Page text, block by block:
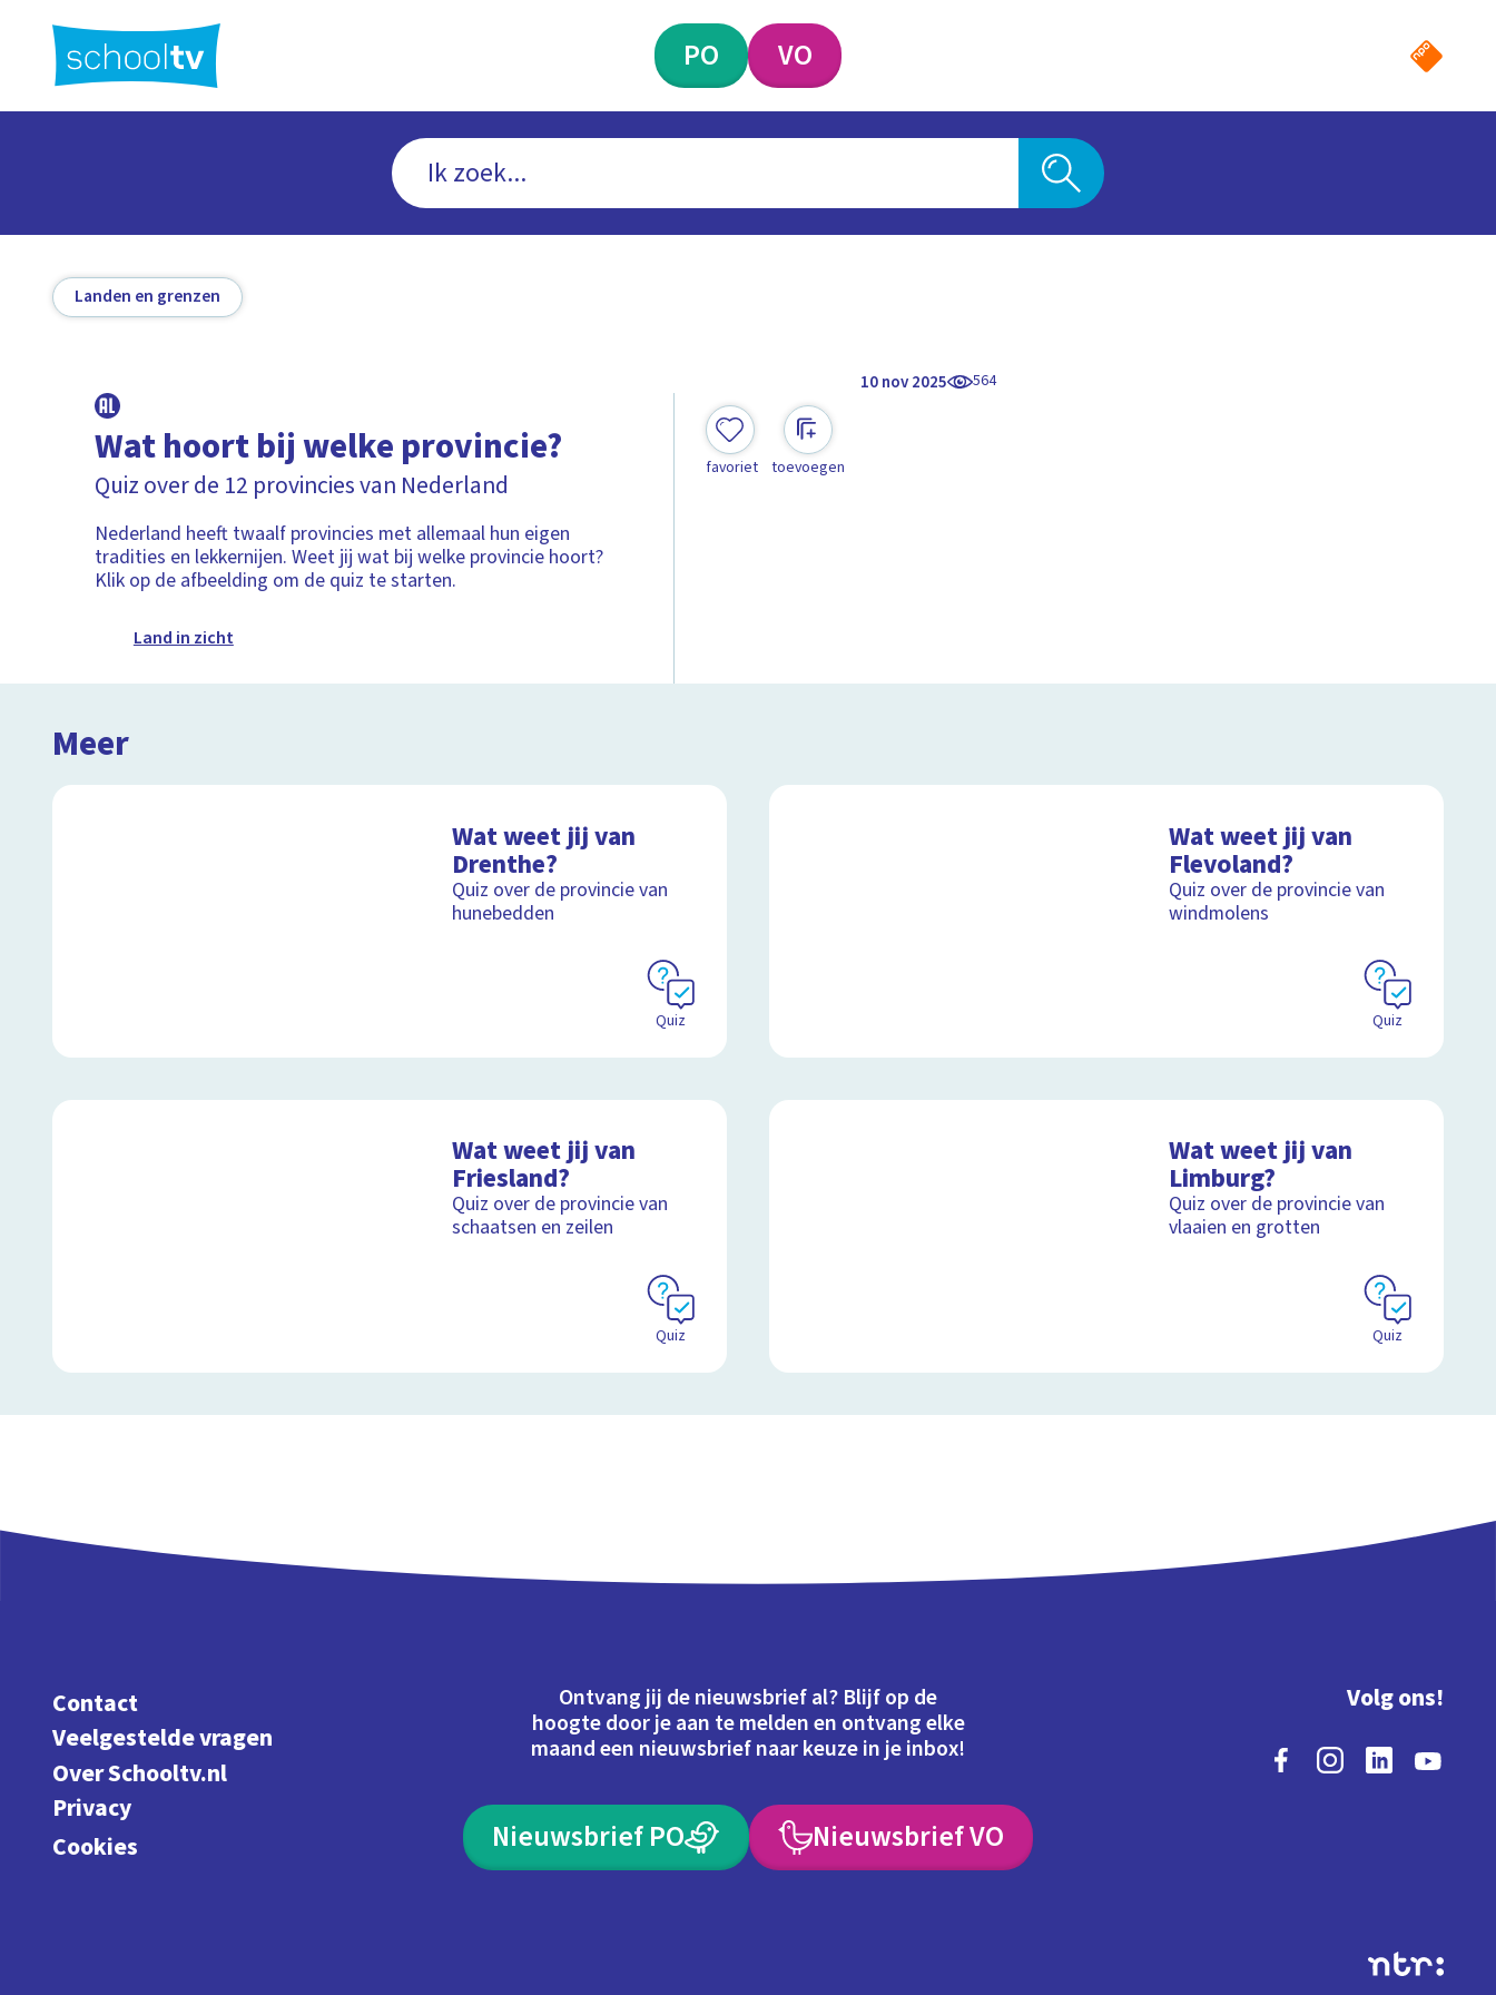
hoofdinhoud
PO VO
Landen en grenzen
10 nov 2025 564
Wat hoort bij welke provincie?
Quiz over de 12 provincies van Nederland
Nederland heeft twaalf provincies met allemaal hun eigen
tradities en lekkernijen. Weet jij wat bij welke provincie hoort?
Klik op de afbeelding om de quiz te starten.
Land in zicht
favoriet toevoegen
Meer
Wat weet jij van
Drenthe?
Quiz over de provincie van
hunebedden
Quiz
Wat weet jij van
Flevoland?
Quiz over de provincie van
windmolens
Quiz
Wat weet jij van
Friesland?
Quiz over de provincie van
schaatsen en zeilen
Quiz
Wat weet jij van
Limburg?
Quiz over de provincie van
vlaaien en grotten
Quiz
Contact
Veelgestelde vragen
Over Schooltv.nl
Privacy
Cookies
Ontvang jij de nieuwsbrief al? Blijf op de
hoogte door je aan te melden en ontvang elke
maand een nieuwsbrief naar keuze in je inbox!
Nieuwsbrief PO Nieuwsbrief VO
Volg ons!